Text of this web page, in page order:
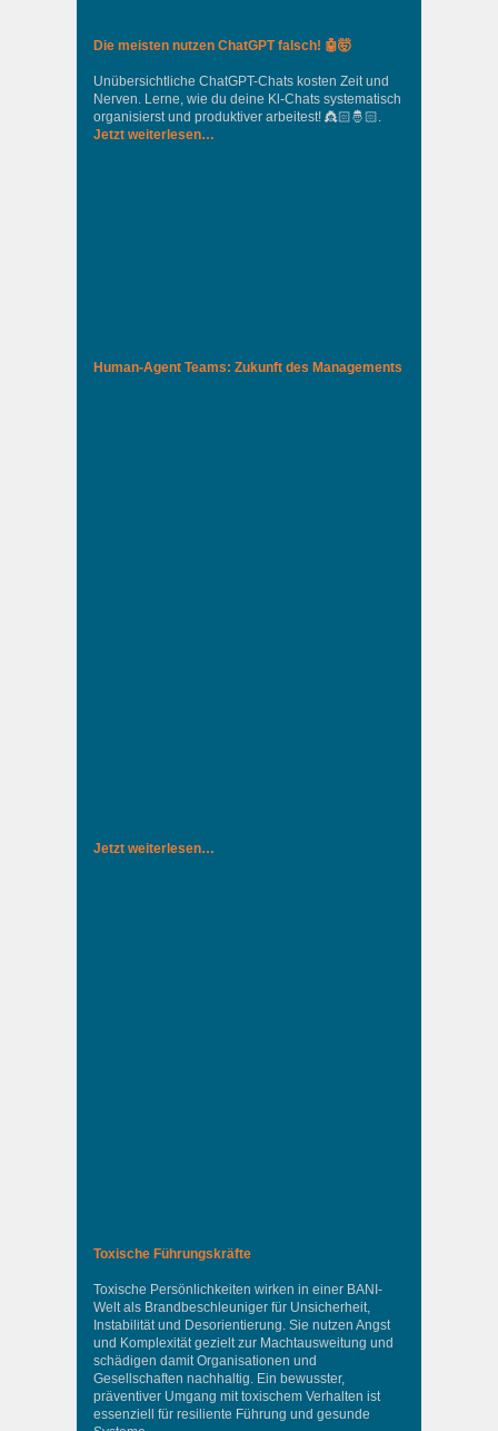
Die meisten nutzen ChatGPT falsch! 🤖🤯
Unübersichtliche ChatGPT-Chats kosten Zeit und
Nerven. Lerne, wie du deine Kl-Chats systematisch
organisierst und produktiver arbeitest! 👸🏻🤴🏻.
Jetzt weiterlesen…
Human-Agent Teams: Zukunft des Managements
Jetzt weiterlesen…
Toxische Führungskräfte
Toxische Persönlichkeiten wirken in einer BANI-
Welt als Brandbeschleuniger für Unsicherheit,
Instabilität und Desorientierung. Sie nutzen Angst
und Komplexität gezielt zur Machtausweitung und
schädigen damit Organisationen und
Gesellschaften nachhaltig. Ein bewusster,
präventiver Umgang mit toxischem Verhalten ist
essenziell für resiliente Führung und gesunde